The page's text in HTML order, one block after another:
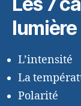
lumière
L’intensité
La
Polarité